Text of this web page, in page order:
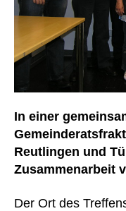
In einer
Reutlingen und
Zusammenarbeit
Der Ort des